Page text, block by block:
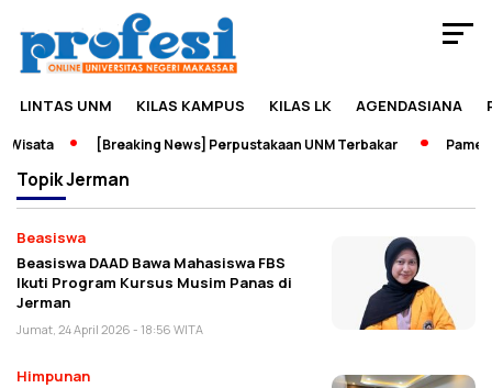
LINTAS UNM KILAS KAMPUS KILAS LK AGENDASIANA
[Breaking News] Perpustakaan UNM Terbakar
TopikJerman
Beasiswa
Beasiswa DAAD Bawa Mahasiswa FBS
Ikuti Program Kursus Musim Panas di
Jerman
Jumat, 24 April 2026 - 18:56 WITA
Himpunan